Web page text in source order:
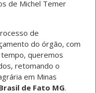
de Michel Temer
de
do órgão, com
queremos
retomando o
em Minas
de Fato MG.